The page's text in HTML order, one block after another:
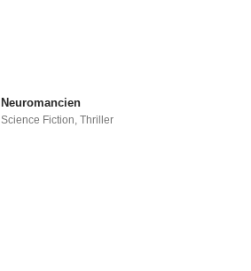
Neuromancien
Science Fiction,Thriller